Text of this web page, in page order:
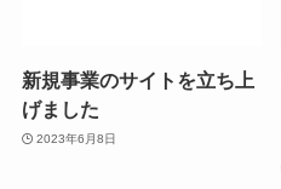
新規事業のサイトを立ち上
げました
2023年6月8日